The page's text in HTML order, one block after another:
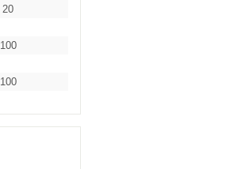
20
100
100